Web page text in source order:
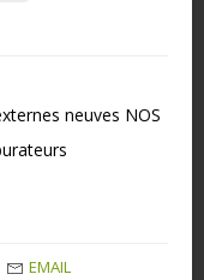
neuves NOS
EMAIL